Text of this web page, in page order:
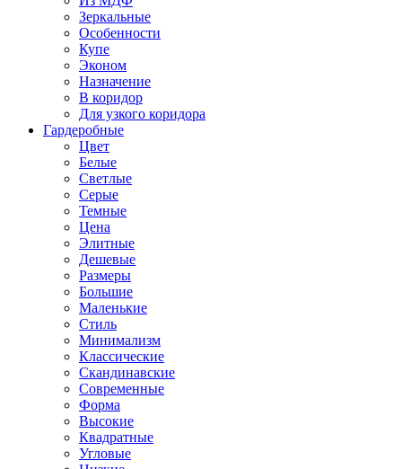
Зеркальные
Особенности
Купе
Эконом
Назначение
В коридор
Для узкого коридора
Гардеробные
Цвет
Белые
Светлые
Серые
Темные
Цена
Элитные
Дешевые
Размеры
Большие
Маленькие
Стиль
Минимализм
Классические
Скандинавские
Современные
Форма
Высокие
Квадратные
Угловые